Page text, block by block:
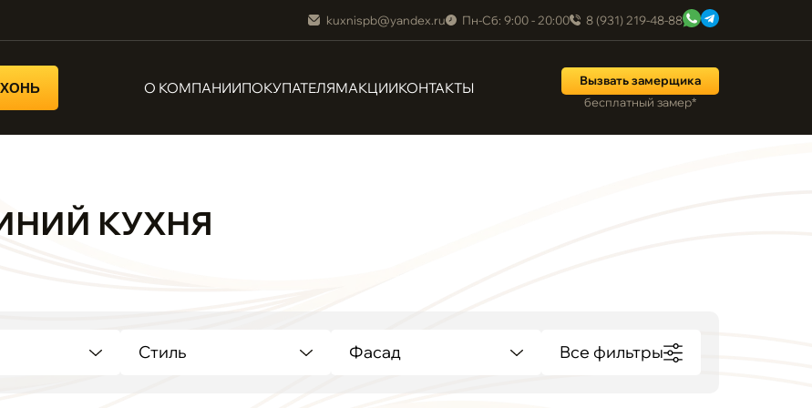
kuxnispb@yandex.ru Пн-Сб: 9:00 - 20:00 8 (931) 219-48-88
О КОМПАНИИПОКУПАТЕЛЯМАКЦИИКОНТАКТЫ
Вызвать замерщика
бесплатный замер*
КУХНЯ
Стиль Фасад Все фильтры